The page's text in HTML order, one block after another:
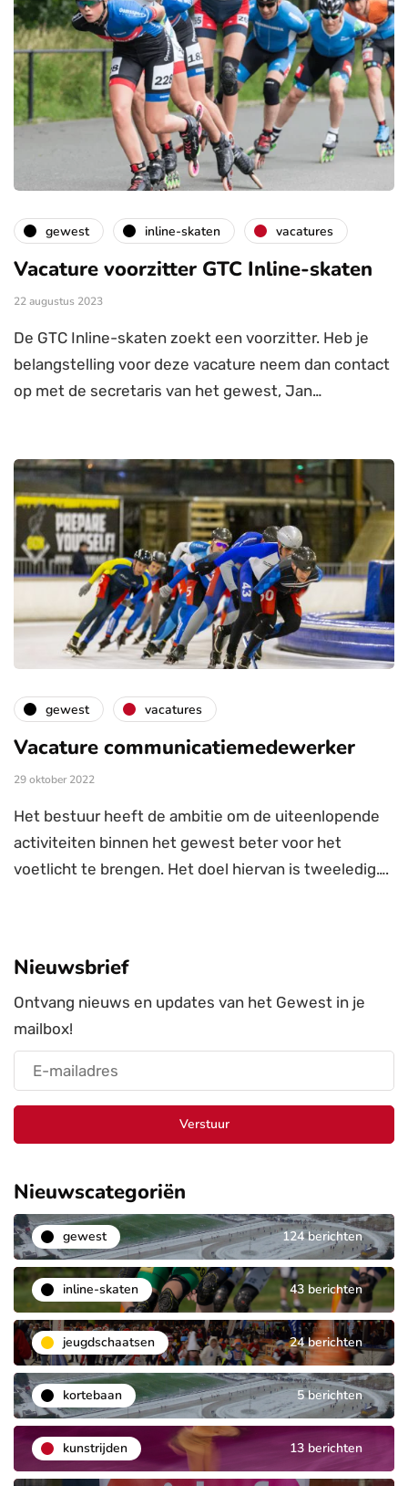
gewest inline-skaten vacatures
Vacature voorzitter GTC Inline-skaten
22 augustus 2023
De GTC Inline-skaten zoekt een voorzitter. Heb je
belangstelling voor deze vacature neem dan contact
op met de secretaris van het gewest, Jan…
gewest vacatures
Vacature communicatiemedewerker
29 oktober 2022
Het bestuur heeft de ambitie om de uiteenlopende
activiteiten binnen het gewest beter voor het
voetlicht te brengen. Het doel hiervan is tweeledig….
Nieuwsbrief
Ontvang nieuws en updates van het Gewest in je
mailbox!
Verstuur
Nieuwscategoriën
gewest 124 berichten
inline-skaten 43 berichten
jeugdschaatsen 24 berichten
kortebaan 5 berichten
kunstrijden 13 berichten